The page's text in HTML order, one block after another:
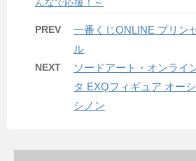
PREV
一番くじONLINE プリン
ル
NEXT
ソードアート・オンライ
タ EXQフィギュア オー
シノン